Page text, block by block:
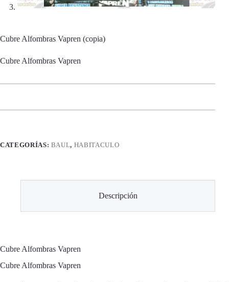
Cubre Alfombras Vapren (copia)
Cubre Alfombras Vapren
CATEGORÍAS: BAUL, HABITACULO
Descripción
Cubre Alfombras Vapren
Cubre Alfombras Vapren